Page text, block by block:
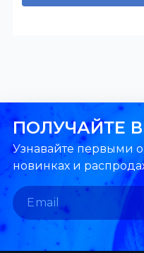
ПОЛУЧАЙТЕ
Узнавайте первыми
новинках и